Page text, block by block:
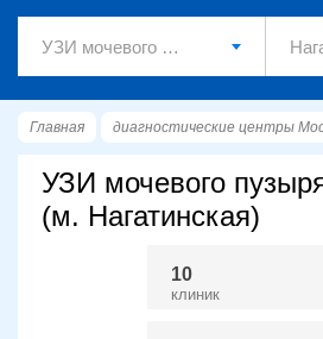
Главная диагностические центры
УЗИ мочевого
(м. Нагатинская)
10
клиник